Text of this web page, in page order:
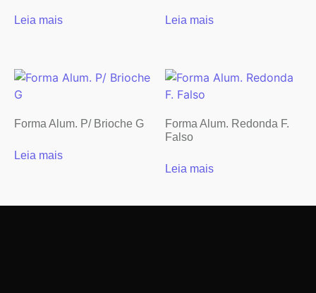
Leia mais Leia mais
Forma Alum. P/ Brioche G
Leia mais
Forma Alum. Redonda F.
Falso
Leia mais